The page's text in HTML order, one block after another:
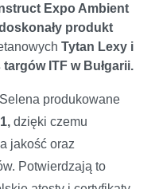
Expo Ambient
produkt
Tytan Lexy i
ITF w Bułgarii.
produkowane
dzięki czemu
jakość oraz
Potwierdzają to